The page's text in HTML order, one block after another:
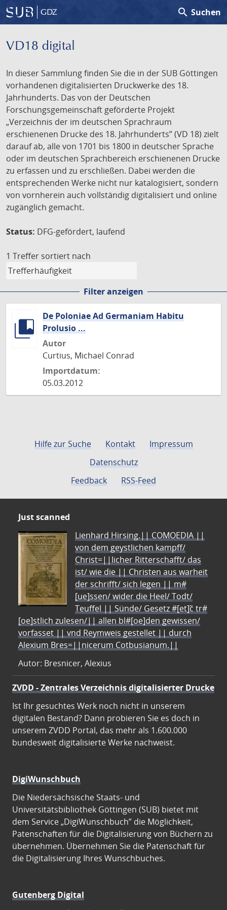
GDZ search Suchen
VD18 digital
In dieser Sammlung finden Sie die in der SUB Göttingen
vorhandenen digitalisierten Druckwerke des 18.
Jahrhunderts. Das von der Deutschen
Forschungsgemeinschaft geförderte Projekt
„Verzeichnis der im deutschen Sprachraum
erschienenen Drucke des 18. Jahrhunderts” (VD 18) zielt
darauf ab, alle von 1701 bis 1800 in deutscher Sprache
oder im deutschen Sprachbereich erschienenen Drucke
zu erfassen und zu erschließen. Dabei werden die
entsprechenden Werke nicht nur katalogisiert, sondern
von vornherein auch vollständig digitalisiert und online
zugänglich gemacht.
Status: DFG-gefördert, laufend
1 Treffer sortiert nach
Filter anzeigen
De Poloniae Ad Germaniam Habitu
Prolusio ...
Autor
Curtius, Michael Conrad
Importdatum:
05.03.2012
Hilfe zur Suche Kontakt
Impressum
Datenschutz
Feedback
RSS-Feed
Just scanned
Lienhard Hirsing.|| COMOEDIA ||
von dem geystlichen kampff/
Christ=||licher Ritterschafft/ das
ist/ wie die || Christen aus warheit
der schrifft/ sich legen || m#
[ue]ssen/ wider die Heel/ Todt/
Teuffel || Sünde/ Gesetz #[et]c̃ tr#
[oe]stlich zulesen/|| allen bl#[oe]den gewissen/
vorfasset || vnd Reymweis gestellet || durch
Alexium Bres=||nicerum Cotbusianum.||
Autor: Bresnicer, Alexius
ZVDD - Zentrales Verzeichnis digitalisierter Drucke
Ist Ihr gesuchtes Werk noch nicht in unserem
digitalen Bestand? Dann probieren Sie es doch in
unserem ZVDD Portal, das mehr als 1.600.000
bundesweit digitalisierte Werke nachweist.
DigiWunschbuch
Die Niedersächsische Staats- und
Universitätsbibliothek Göttingen (SUB) bietet mit
dem Service „DigiWunschbuch” die Möglichkeit,
Patenschaften für die Digitalisierung von Büchern zu
übernehmen. Übernehmen Sie die Patenschaft für
die Digitalisierung Ihres Wunschbuches.
Gutenberg Digital